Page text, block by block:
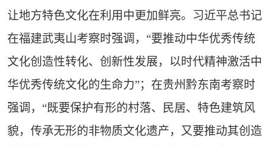
让地方特色文化在利用中更加鲜亮。习近平总书记
在福建武夷山考察时强调，“要推动中华优秀传统
文化创造性转化、创新性发展，以时代精神激活中
华优秀传统文化的生命力”；在贵州黔东南考察时
强调，“既要保护有形的村落、民居、特色建筑风
貌，传承无形的非物质文化遗产，又要推动其创造